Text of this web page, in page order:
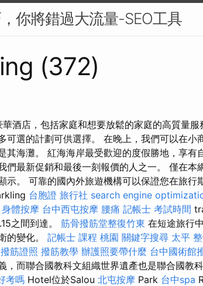
你將錯過大流量-SEO工具
(372)
酒店，包括家庭和想要放鬆的家庭的高質量
可選的計劃可供選擇。 在晚上，我們可以在小
其海灘。 紅海海岸最受歡迎的度假勝地，享有
們最新促銷和最後一刻報價的人之一。 僅在本
示。 可靠的國內外旅遊機構可以保證您在旅行
台胞證 旅行社 search engine
身體按摩 台中西屯按摩 腰痛 記帳士 考試時間
之間到達。 筋骨撥筋堂整復竹東 在短途旅行
的變化。 記帳士 課程 桃園 關鍵字搜尋 太平
撥筋證照 撥筋教學 辦護照要帶什麼 台中國術館
，而聯合國教科文組織世界遺產也是聯合國教
考嗎 Hotel位於Salou 北屯按摩 Park 台中spa